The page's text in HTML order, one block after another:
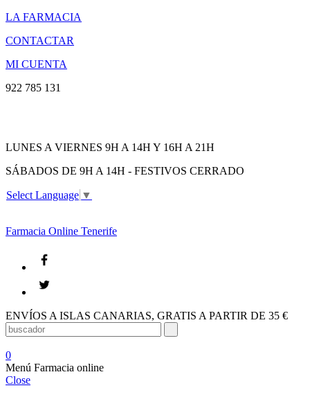
LA FARMACIA
CONTACTAR
MI CUENTA
922 785 131
LUNES A VIERNES 9H A 14H Y 16H A 21H
SÁBADOS DE 9H A 14H - FESTIVOS CERRADO
Select Language ▼
Farmacia Online Tenerife
ENVÍOS A ISLAS CANARIAS, GRATIS A PARTIR DE 35 €
0
Menú Farmacia online
Close